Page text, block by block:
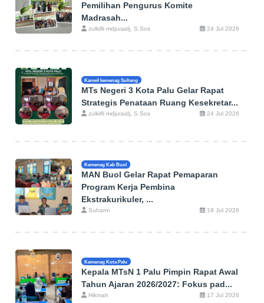
Pemilihan Pengurus Komite
Madrasah...
zulkifli mdjuraidj, S.Sos 24 Jul 2026
Kanwil kemenag Sulteng
MTs Negeri 3 Kota Palu Gelar Rapat
Strategis Penataan Ruang Kesekretar...
zulkifli mdjuraidj, S.Sos 24 Jul 2026
Kemenag Kab Buol
MAN Buol Gelar Rapat Pemaparan
Program Kerja Pembina
Ekstrakurikuler, ...
Suharni 18 Jul 2026
Kemenag Kota Palu
Kepala MTsN 1 Palu Pimpin Rapat Awal
Tahun Ajaran 2026/2027: Fokus pad...
Hikmah 17 Jul 2026